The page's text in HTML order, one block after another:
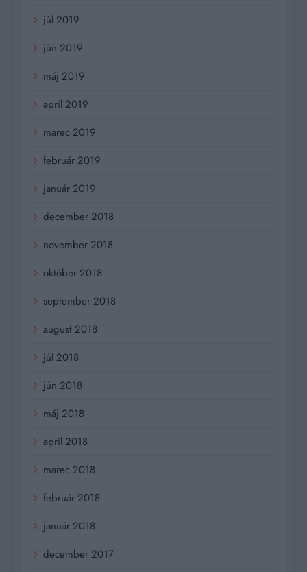
júl 2019
jún 2019
máj 2019
apríl 2019
marec 2019
február 2019
január 2019
december 2018
november 2018
október 2018
september 2018
august 2018
júl 2018
jún 2018
máj 2018
apríl 2018
marec 2018
február 2018
január 2018
december 2017